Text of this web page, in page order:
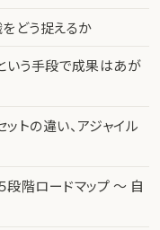
どう捉えるか
いう手段で成果はあが
トの違い、アジャイル
段階ロードマップ 〜 自